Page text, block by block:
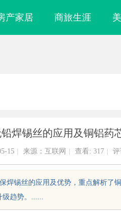
产家居 商旅生涯
焊锡丝的应用及铜铝药
15 来源：互联网 查看: 317
焊锡丝的应用及优势，重点解析了
级趋势。......